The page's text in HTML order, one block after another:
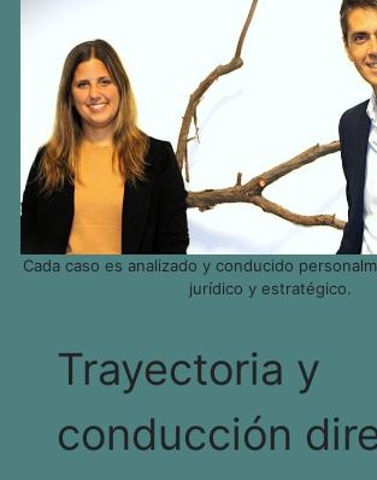
Cada caso es analizado y conducido
jurídico y estratégico.
Trayectoria y
conducción